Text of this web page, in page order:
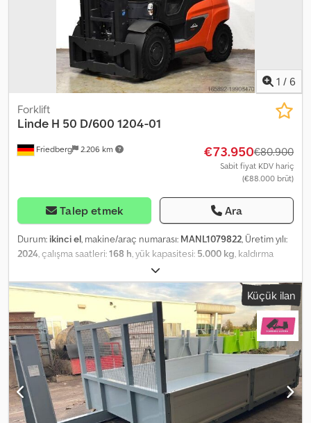
1 / 6
Friedberg 2.206 km
Forklift
Linde H 50 D/600 1204-01
€73.950€80.900
Sabit fiyat KDV hariç
(€88.000 brüt)
Talep etmek Ara
Durum: ikinci el, makine/araç numarası: MANL1079822, Üretim yılı:
2024 , çalışma saatleri:168 h , yük kapasitesi: 5.000 kg , kaldırma
, serbest kaldırma:
mm, direk tipi:simpleks, fork taşıyıcı genişliği:1.350 mm, çatalların
uzunluğu:2.000 mm, ön lastik ölçüsü:300-15
, arka lastik boyutu:
250-15
, boş ağırlık: 7.140 kg , toplam yükseklik:2.880 mm
, toplam
uzunluk:3.166 mm, toplam genişlik:1.448 mm, yakıt:dizel, - Araç:
Çift ek hidrolik Dcodpfjw Uv N Ajx Anvek - Direk: Çift ek hidrolik -
Çatal taşıyıcı - Tam kabin - Isıtma - Partikül filtresi entegre - Ön
tarafta 2 x LED çalışma projektörü - Arka tarafta 1 x geri vites
projektörü - Park ve sürüş lambası, fren lambaları ve sinyaller
içeren aydınlatma sistemi - Ön spot: BlueSpot - Arka spot:
BlueSpot - Tavan koruma ızgarası - Erişim kontrolü: Connect
Küçük ilan